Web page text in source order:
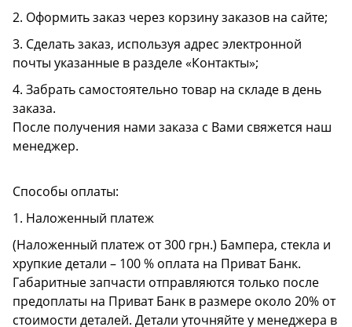
2. Оформить заказ через корзину заказов на сайте;
3. Сделать заказ, используя адрес электронной
почты указанные в разделе «Контакты»;
4. Забрать самостоятельно товар на складе в день
заказа.
После получения нами заказа с Вами свяжется наш
менеджер.
Способы оплаты:
1. Наложенный платеж
(Наложенный платеж от 300 грн.) Бампера, стекла и
хрупкие детали – 100 % оплата на Приват Банк.
Габаритные запчасти отправляются только после
предоплаты на Приват Банк в размере около 20% от
стоимости деталей. Детали уточняйте у менеджера в